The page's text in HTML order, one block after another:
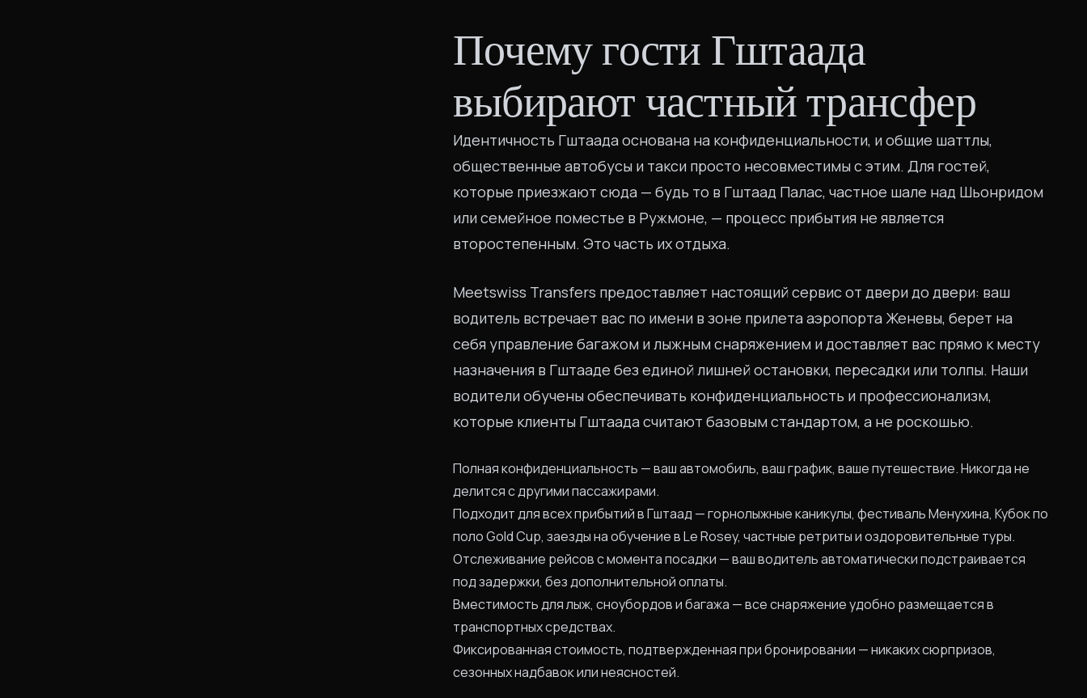
Почему гости Гштаада
выбирают частный трансфер
Идентичность Гштаада основана на конфиденциальности, и общие шаттлы,
общественные автобусы и такси просто несовместимы с этим. Для гостей,
которые приезжают сюда — будь то в Гштаад Палас, частное шале над Шьонридом
или семейное поместье в Ружмоне, — процесс прибытия не является
второстепенным. Это часть их отдыха.
Meetswiss Transfers предоставляет настоящий сервис от двери до двери: ваш
водитель встречает вас по имени в зоне прилета аэропорта Женевы, берет на
себя управление багажом и лыжным снаряжением и доставляет вас прямо к месту
назначения в Гштааде без единой лишней остановки, пересадки или толпы. Наши
водители обучены обеспечивать конфиденциальность и профессионализм,
которые клиенты Гштаада считают базовым стандартом, а не роскошью.
Полная конфиденциальность — ваш автомобиль, ваш график, ваше путешествие. Никогда не
делится с другими пассажирами.
Подходит для всех прибытий в Гштаад — горнолыжные каникулы, фестиваль Менухина, Кубок по
поло Gold Cup, заезды на обучение в Le Rosey, частные ретриты и оздоровительные туры.
Отслеживание рейсов с момента посадки — ваш водитель автоматически подстраивается
под задержки, без дополнительной оплаты.
Вместимость для лыж, сноубордов и багажа — все снаряжение удобно размещается в
транспортных средствах.
Фиксированная стоимость, подтвержденная при бронировании — никаких сюрпризов,
сезонных надбавок или неясностей.